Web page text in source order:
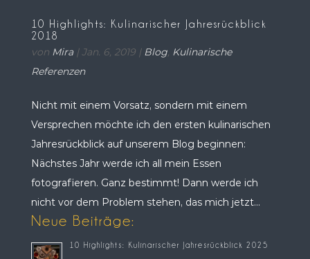
10 Highlights: Kulinarischer Jahresrückblick
2018
von Mira| Jan. 6, 2019| Blog, Kulinarische
Referenzen
Nicht mit einem Vorsatz, sondern mit einem
Versprechen möchte ich den ersten kulinarischen
Jahresrückblick auf unserem Blog beginnen:
Nächstes Jahr werde ich all mein Essen
fotografieren. Ganz bestimmt! Dann werde ich
nicht vor dem Problem stehen, das mich jetzt...
Neue Beiträge:
10 Highlights: Kulinarischer Jahresrückblick 2025